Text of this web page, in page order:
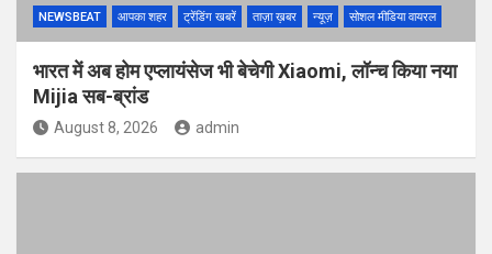
NEWSBEAT आपका शहर ट्रेंडिंग खबरें ताज़ा ख़बर न्यूज़ सोशल मीडिया वायरल
भारत में अब होम एप्लायंसेज भी बेचेगी Xiaomi, लॉन्च किया नया
Mijia सब-ब्रांड
August 8, 2026 admin